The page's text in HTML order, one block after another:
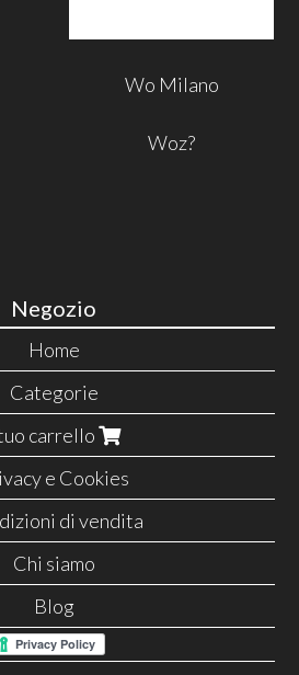
Wo Milano
Woz?
Negozio
Home
Categorie
carrello
e Cookies
di vendita
Chi siamo
Blog